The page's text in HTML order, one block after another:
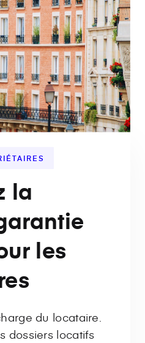
la
les
du locataire.
dossiers locatifs